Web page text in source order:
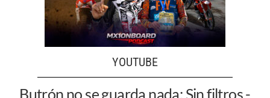
YOUTUBE
Butrón no se guarda nada: Sin filtros -